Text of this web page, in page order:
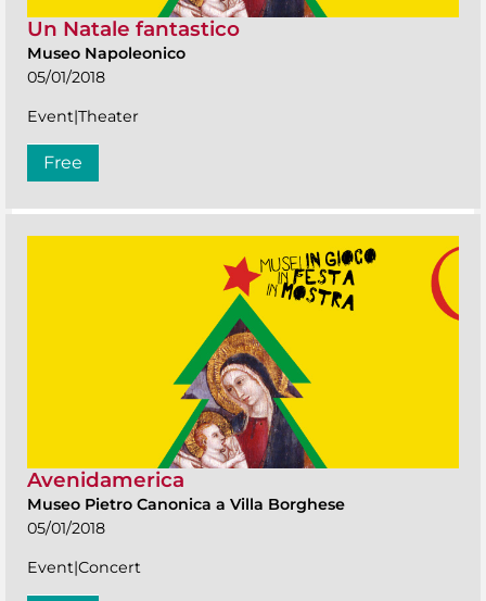
Un Natale fantastico
Museo Napoleonico
05/01/2018
Event|Theater
Free
Avenidamerica
Museo Pietro Canonica a Villa Borghese
05/01/2018
Event|Concert